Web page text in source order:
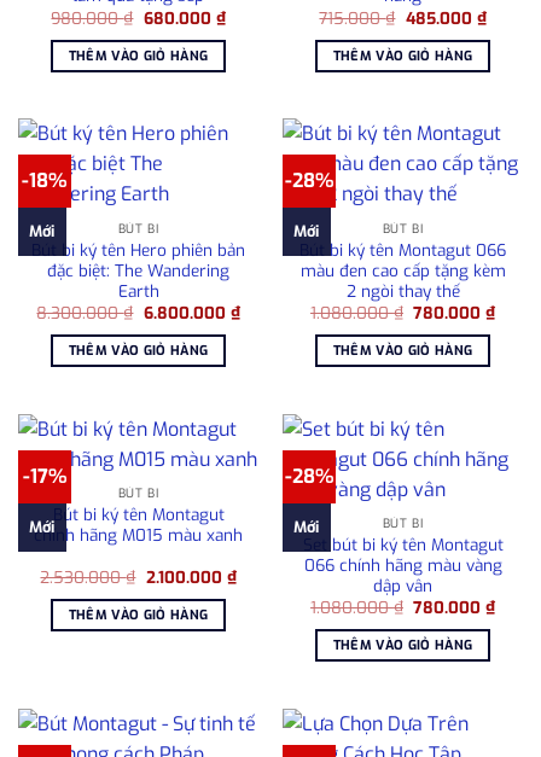
980.000₫ Giá
là:
980.000 ₫.
680.000 ₫Giá
hiện
680.000 ₫.
THÊM VÀO GIỎ HÀNG
715.000₫ Giá
là:
715.000 ₫.
485.000 ₫Giá
hiện
tại
THÊM VÀO GIỎ HÀNG
-18%
Mới BÚT BI
Bút bi ký tên Hero phiên bản
đặc biệt: The Wandering
Earth
8.300.000₫ Giá
là:
8.300.000 ₫.
6.800.000 ₫Giá
hiện
6.800.000 ₫.
THÊM VÀO GIỎ HÀNG
-28%
Mới BÚT BI
Bút bi ký tên Montagut 066
màu đen cao cấp tặng kèm
2 ngòi thay thế
1.080.000₫ Giá
là:
1.080.000 ₫.
780.000₫Giá
hiện
THÊM VÀO GIỎ HÀNG
-17%
Mới
BÚT BI
Bút bi ký tên Montagut
chính hãng M015 màu xanh
2.530.000₫ Giá
là:
2.530.000 ₫.
2.100.000 ₫Giá
THÊM VÀO GIỎ HÀNG
-28%
Mới BÚT BI
Set bút bi ký tên Montagut
066 chính hãng màu vàng
dập vân
1.080.000₫ Giá
là:
1.080.000 ₫.
780.000₫Giá
THÊM VÀO GIỎ HÀNG